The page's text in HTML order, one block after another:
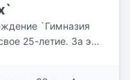
`Гимназия
25-летие. За эти